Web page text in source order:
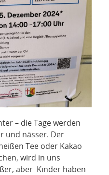
– die Tage werden
und nässer. Der
Tee oder Kakao
wird in uns
aber Kinder haben